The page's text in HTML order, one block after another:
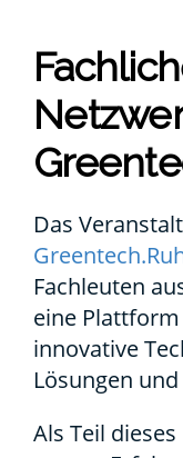
Das
Fach­leu­ten
eine
inno­va­ti­ve
Lösun­gen
Als Teil